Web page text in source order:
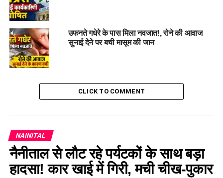
#NeemKaroliBaba, #Nainital, #IdolInstallation,
#SpiritualTourism, #Devotees, #uttarakhand
RELATED TOPICS: DEVOTEES
IDOL INSTALLATION
NEEM KAROLI BABA
SPIRITUAL TOURISM
UTTARAKHAND
UP NEXT
एक गिरफ्तार….
DON'T MISS
उत्तराखंड नगर निकाय चुनाव 2025: पोलिंग पार्टियां रवाना, 23 को
मतदान….
उफनते गधेरे के पास मिला नवजात!, रोने की आवाज
सुनाई देने पर बची मासूम की जान
CLICK TO COMMENT
NAINITAL
नैनीताल से लौट रहे पर्यटकों के साथ बड़ा
हादसा! कार खाई में गिरी, मची चीख-पुकार